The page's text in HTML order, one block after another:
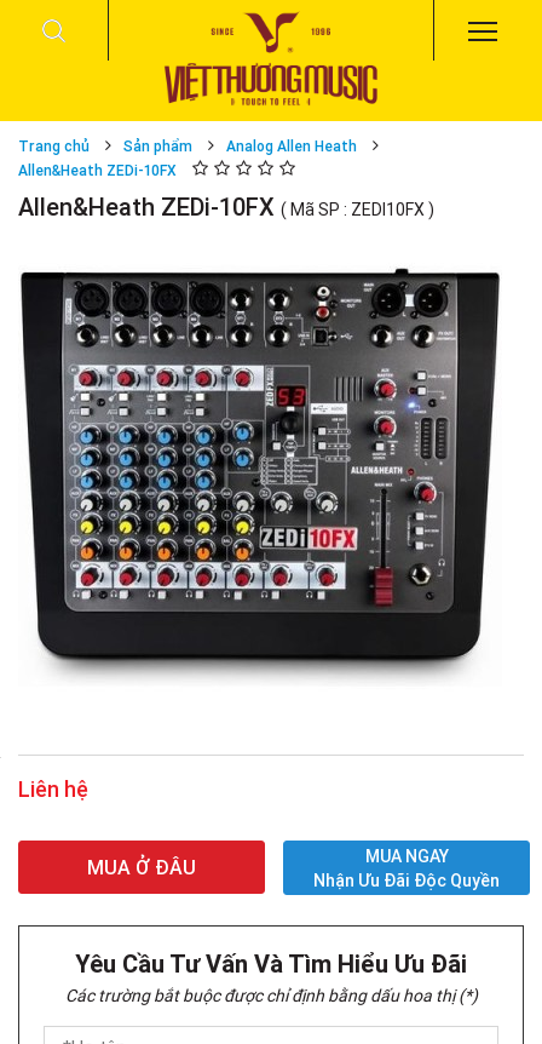
Trang chủ Sản phẩm
Analog Allen Heath
Allen&Heath ZEDi-10FX
Allen&Heath ZEDi-10FX ( Mã SP : ZEDI10FX )
Liên hệ
MUA Ở ĐÂU
MUA NGAY
Nhận Ưu Đãi Độc Quyền
Yêu Cầu Tư Vấn Và Tìm Hiểu Ưu Đãi
Các trường bắt buộc được chỉ định bằng dấu hoa thị (*)